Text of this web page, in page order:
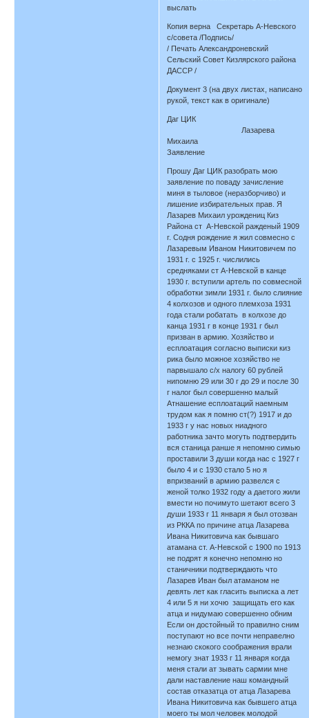
выслать
Копия верна Секретарь А-Невского
с/совета /Подпись/
/ Печать Александроневский
Сельский Совет Кизлярского района
ДАССР /
Документ 3 (на двух листах, написано
рукой, текст как в оригинале)
Даг ЦИК
Лазарева
Михаила
Заявление
Прошу Даг ЦИК разобрать мою
заявление по поваду зачисление
миня в тыловое (неразборчиво) и
лишение избирательных прав. Я
Лазарев Михаил урождениц Киз
Района ст А-Невской ражденый 1909
г. Содня рождение я жил совмесно с
Лазаревым Иваном Никитовичем по
1931 г. с 1925 г. числились
средняками ст А-Невской в канце
1930 г. вступили артель по совмесной
обработки зимли 1931 г. было слияние
4 колхозов и одного племхоза 1931
года стали робатать в колхозе до
канца 1931 г в конце 1931 г был
призван в армию. Хозяйство и
есплоатация согласно выписки киз
рика было можное хозяйство не
парвышало с/х налогу 60 рублей
нипомню 29 или 30 г до 29 и после 30
г налог был совершенно малый
Атнашение есплоатаций наемным
трудом как я помню ст(?) 1917 и до
1933 г у нас новых ниадного
работника зачто могуть подтвердить
вся станица ранше я непомню симью
проставили 3 души когда нас с 1927 г
было 4 и с 1930 стало 5 но я
впризваний в армию развелся с
женой толко 1932 году а даетого жили
вмести но почимуто шетают всего 3
души 1933 г 11 января я был отозван
из РККА по причине атца Лазарева
Ивана Никитовича как бывшаго
атамана ст. А-Невской с 1900 по 1913
не подрят я конечно непомню но
станичники подтверждають что
Лазарев Иван был атаманом не
девять лет как гласить выписка а лет
4 или 5 я ни хочю защищать его как
атца и нидумаю совершенно обним
Если он достойный то правилно сним
поступают но все почти неправелно
незнаю скокого соображения врали
немогу знат 1933 г 11 января когда
меня стали ат зывать сармии мне
дали наставление наш командный
состав отказатца от атца Лазарева
Ивана Никитовича как бывшего атца
моего ты мол человек молодой